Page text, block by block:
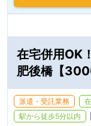
在宅併用OK
肥後橋【
派遣・受託業務
駅から徒歩5分以内